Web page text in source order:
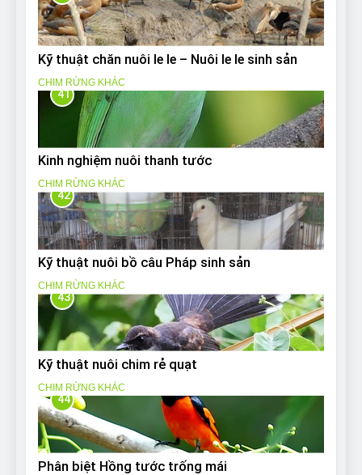
Kỹ thuật chăn nuôi le le – Nuôi le le sinh sản
CHIM RỪNG KHÁC
41
Kinh nghiệm nuôi thanh tước
CHIM RỪNG KHÁC
42
Kỹ thuật nuôi bồ câu Pháp sinh sản
CHIM RỪNG KHÁC
43
Kỹ thuật nuôi chim rẻ quạt
CHIM RỪNG KHÁC
44
Phân biệt Hồng tước trống mái